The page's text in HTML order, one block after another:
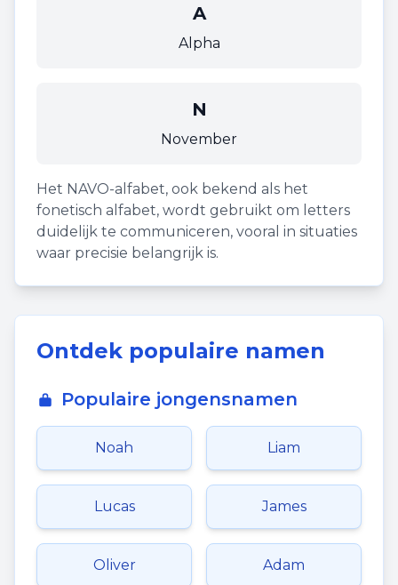
A
Alpha
N
November
Het NAVO-alfabet, ook bekend als het
fonetisch alfabet, wordt gebruikt om letters
duidelijk te communiceren, vooral in situaties
waar precisie belangrijk is.
Ontdek populaire namen
Populaire jongensnamen
Noah Liam
Lucas James
Oliver Adam